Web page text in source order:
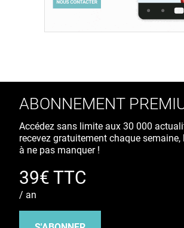
ABONNEMENT
Accédez sans limite aux 30 000
recevez gratuitement chaque
à ne pas manquer !
39€ TTC
/ an